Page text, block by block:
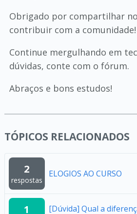
Obrigado por compartilhar
contribuir com a comunidade!
Continue mergulhando em
dúvidas, conte com o fórum.
Abraços e bons estudos!
TÓPICOS RELACIONADOS
2
respostas
ELOGIOS AO CURSO
1
[Dúvida] Qual a